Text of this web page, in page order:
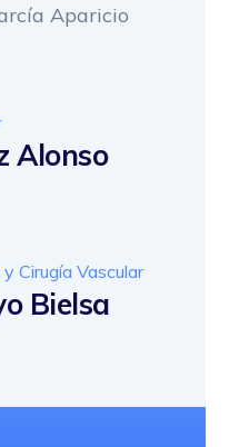
Aparicio
Alonso
Cirugía Vascular
Bielsa